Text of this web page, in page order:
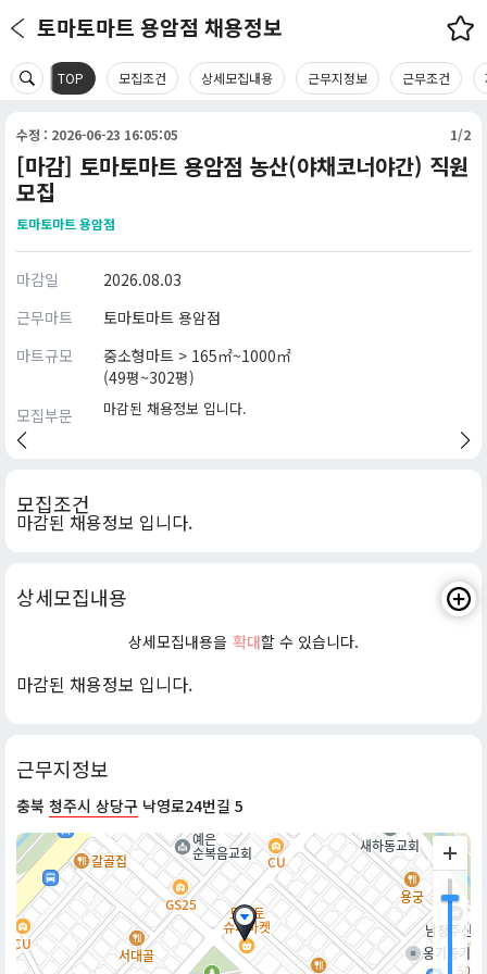
토마토마트 용암점 채용정보
TOP 모집조건 상세모집내용 근무지정보 근무조건
수정 : 2026-06-23 16:05:05 1/2
[마감] 토마토마트 용암점 농산(야채코너야간) 직원
모집
토마토마트 용암점
마감일
2026.08.03
근무마트
토마토마트 용암점
마트규모
중소형마트 > 165㎡~1000㎡
(49평~302평)
모집부문
마감된 채용정보 입니다.
모집조건
마감된 채용정보 입니다.
상세모집내용
상세모집내용을 확대할 수 있습니다.
마감된 채용정보 입니다.
근무지정보
충북 청주시 상당구 낙영로24번길 5